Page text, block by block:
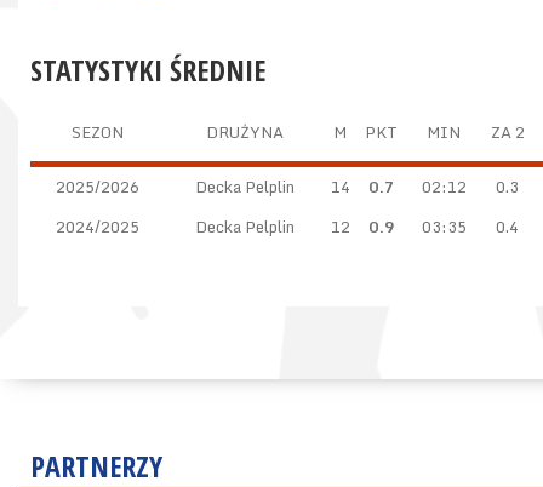
STATYSTYKI ŚREDNIE
SEZON DRUŻYNA M PKT MIN ZA 2
2025/2026 Decka Pelplin 14 0.7 02:12
0.3
2024/2025
Decka Pelplin 12 0.9 03:35 0.4
PARTNERZY